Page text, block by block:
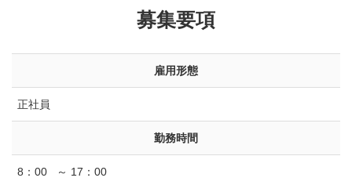
募集要項
雇⽤形態
正社員
勤務時間
8：00 ～ 17：00